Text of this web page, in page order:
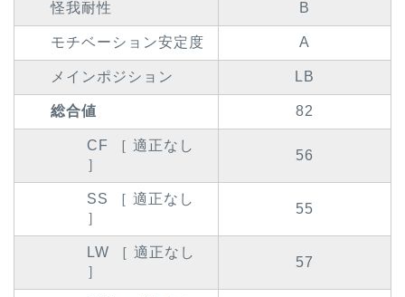
怪我耐性 B
モチベーション安定度 A
メインポジション LB
総合値 82
CF ［ 適正なし
］
56
SS ［ 適正なし
］
55
LW ［ 適正なし
］
57